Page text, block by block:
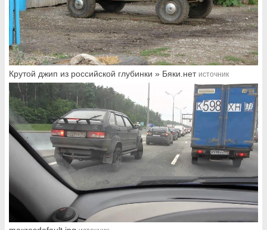
Крутой джип из российской глубинки » Бяки.нет источник